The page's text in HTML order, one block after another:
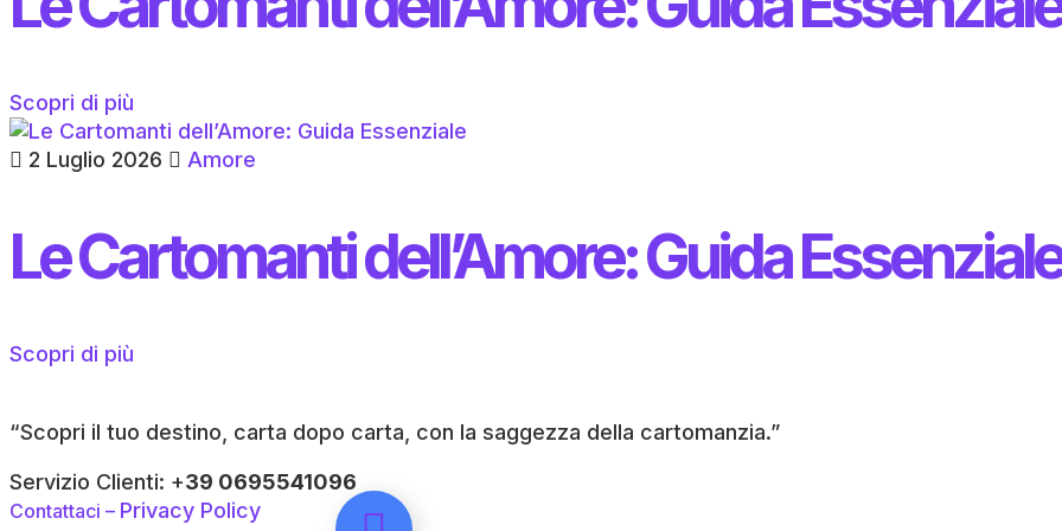
Scopri di più
2 Luglio 2026 Amore
Le Cartomanti dell’Amore: Guida Essenziale
Scopri di più
“Scopri il tuo destino, carta dopo carta, con la saggezza della cartomanzia.”
Servizio Clienti: +39 0695541096
Contattaci – Privacy Policy